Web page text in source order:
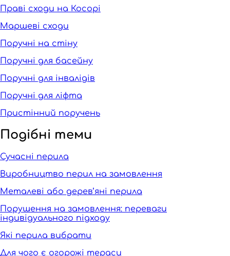
Праві сходи на Косорі
Маршеві сходи
Поручні на стіну
Поручні для басейну
Поручні для інвалідів
Поручні для ліфта
Пристінний поручень
Подібні теми
Сучасні перила
Виробництво перил на замовлення
Металеві або дерев’яні перила
Порушення на замовлення: переваги
індивідуального підходу
Які перила вибрати
Для чого є огорожі тераси